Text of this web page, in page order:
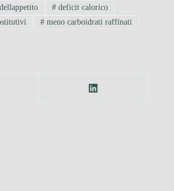
# deficit calorico
# meno carboidrati raffinati